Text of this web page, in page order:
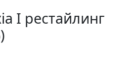
I рестайлинг